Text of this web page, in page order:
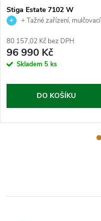
Stiga Estate 7102 W
+ Tažné zařízení, mulčovací
nůžky jako dárek.
80 157,02 Kč bez DPH
96 990 Kč
Skladem 5 ks
DO KOŠÍKU